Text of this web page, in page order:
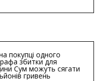
покупці одного
збитки для
Сум можуть сягати
гривень